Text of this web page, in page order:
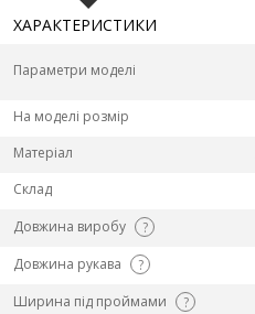
ХАРАКТЕРИСТИКИ
Параметри моделі
На моделі розмір
Матеріал
Склад
Довжина виробу
?
Довжина рукава
?
Ширина під проймами
?